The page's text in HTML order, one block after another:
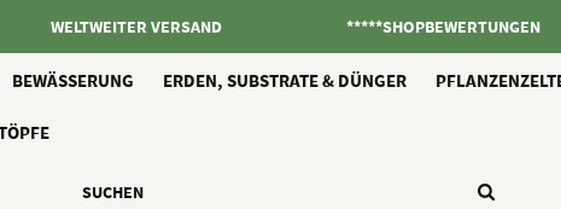
WELTWEITER VERSAND *****SHOPBEWERTUNGEN
BEWÄSSERUNG ERDEN, SUBSTRATE & DÜNGER